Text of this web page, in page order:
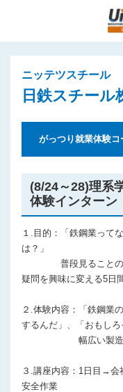
ニッテツスチール
日鉄スチール
がっつり就業体験コ
(8/24～28)理系
体験インターン
１.目的：「鉄鋼業って
は？」
普段見ることの少
疑問を興味に変える5日
２.体験内容：「鉄鋼業
するんだ」、「おもしろ
幅広い製造業務を
３.講座内容：1日目→会
安全作業